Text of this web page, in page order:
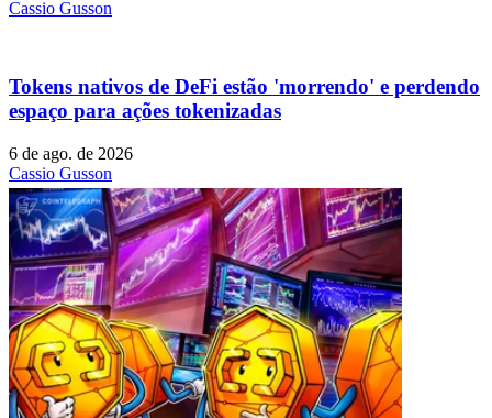
Cassio Gusson
Tokens nativos de DeFi estão 'morrendo' e perdendo
espaço para ações tokenizadas
6 de ago. de 2026
Cassio Gusson